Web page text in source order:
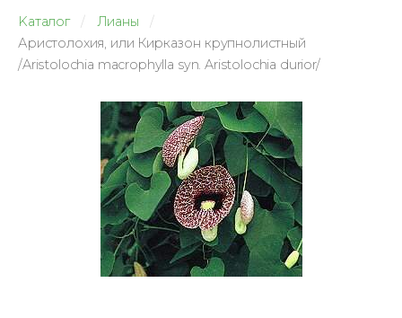
Kаталог
Лианы
Аристолохия, или Кирказон крупнолистный
/Aristolochia macrophylla syn. Aristolochia durior/